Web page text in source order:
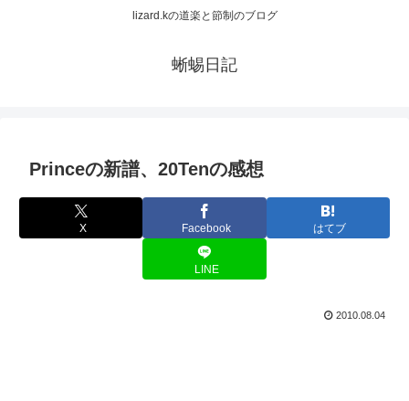
lizard.kの道楽と節制のブログ
蜥蜴日記
Princeの新譜、20Tenの感想
X Facebook はてブ
LINE
2010.08.04